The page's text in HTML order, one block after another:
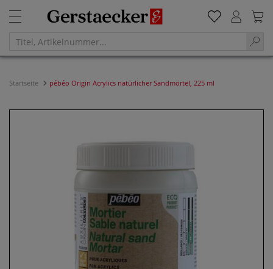
Startseite pébéo Origin Acrylics natürlicher Sandmörtel, 225 ml